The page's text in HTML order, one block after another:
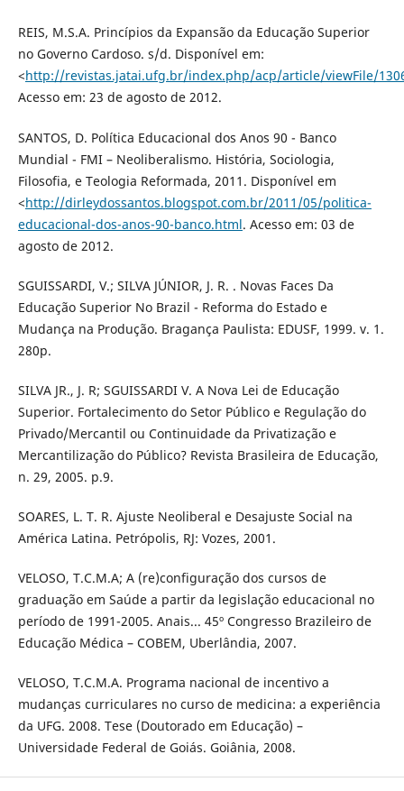
REIS, M.S.A. Princípios da Expansão da Educação Superior
no Governo Cardoso. s/d. Disponível em:
<http://revistas.jatai.ufg.br/index.php/acp/article/viewFile/
Acesso em: 23 de agosto de 2012.
SANTOS, D. Política Educacional dos Anos 90 - Banco
Mundial - FMI – Neoliberalismo. História, Sociologia,
Filosofia, e Teologia Reformada, 2011. Disponível em
<http://dirleydossantos.blogspot.com.br/2011/05/politica-
educacional-dos-anos-90-banco.html. Acesso em: 03 de
agosto de 2012.
SGUISSARDI, V.; SILVA JÚNIOR, J. R. . Novas Faces Da
Educação Superior No Brazil - Reforma do Estado e
Mudança na Produção. Bragança Paulista: EDUSF, 1999. v. 1.
280p.
SILVA JR., J. R; SGUISSARDI V. A Nova Lei de Educação
Superior. Fortalecimento do Setor Público e Regulação do
Privado/Mercantil ou Continuidade da Privatização e
Mercantilização do Público? Revista Brasileira de Educação,
n. 29, 2005. p.9.
SOARES, L. T. R. Ajuste Neoliberal e Desajuste Social na
América Latina. Petrópolis, RJ: Vozes, 2001.
VELOSO, T.C.M.A; A (re)configuração dos cursos de
graduação em Saúde a partir da legislação educacional no
período de 1991-2005. Anais... 45º Congresso Brazileiro de
Educação Médica – COBEM, Uberlândia, 2007.
VELOSO, T.C.M.A. Programa nacional de incentivo a
mudanças curriculares no curso de medicina: a experiência
da UFG. 2008. Tese (Doutorado em Educação) –
Universidade Federal de Goiás. Goiânia, 2008.